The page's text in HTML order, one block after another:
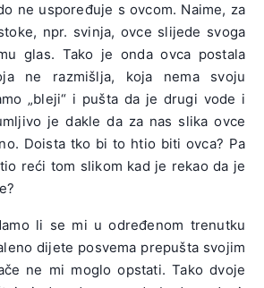
ne uspoređuje s ovcom. Naime, za
npr. svinja, ovce slijede svoga
glas. Tako je onda ovca postala
ne razmišlja, koja nema svoju
„bleji“ i pušta da je drugi vode i
je dakle da za nas slika ovce
Doista tko bi to htio biti ovca? Pa
reći tom slikom kad je rekao da je
li se mi u određenom trenutku
dijete posvema prepušta svojim
ne mi moglo opstati. Tako dvoje